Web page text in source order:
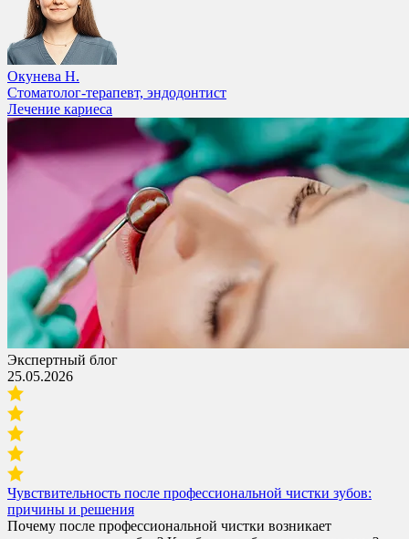
Окунева Н.
Стоматолог-терапевт, эндодонтист
Лечение кариеса
Экспертный блог
25.05.2026
Чувствительность после профессиональной чистки зубов:
причины и решения
Почему после профессиональной чистки возникает